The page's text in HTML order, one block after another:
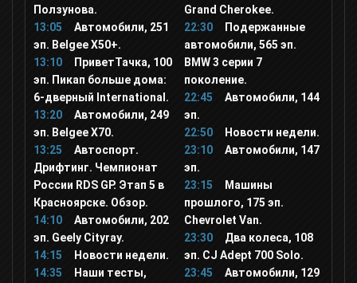
MTV Hits
МСМ ТОР
Прямой
24 Украина
Дождь
РТР Планета
Ползунова.
13:05
Автомобили, 251
эп. Belgee X50+.
13:10
ПриветТачка, 100
эп. Пикап больше дома:
6-дверный International.
13:20
Автомобили, 249
эп. Belgee X70.
13:25
Автоспорт.
Дрифтинг. Чемпионат
России RDS GP. Этап 5 в
Красноярске. Обзор.
14:10
Автомобили, 202
эп. Geely Cityray.
14:15
Новости недели.
14:35
Наши тесты,
Grand Cherokee.
22:30
Подержанные
автомобили, 565 эп.
BMW 3 серии 7
поколение.
22:45
Автомобили, 144
эп.
22:50
Новости недели.
23:10
Автомобили, 147
эп.
23:15
Машины
прошлого, 175 эп.
Chevrolet Van.
23:30
Два колеса, 108
эп. CJ Adept 700 Solo.
23:45
Автомобили, 129